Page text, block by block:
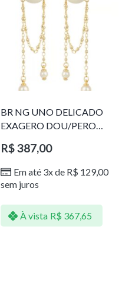
BR NG UNO DELICADO
EXAGERO DOU/PERO
R$387,00
Em até 3x de R$ 129,00
sem juros
À vista R$ 367,65